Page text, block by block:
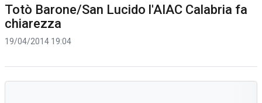
Totò Barone/San Lucido l'AIAC Calabria fa
chiarezza
19/04/2014 19:04